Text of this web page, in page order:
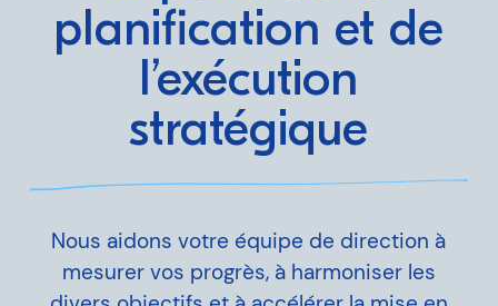
Notre expertise
Qui sommes-nous
Pour les investisseurs
planification et de
l’exécution
stratégique
Nous aidons votre équipe de direction à
mesurer vos progrès, à harmoniser les